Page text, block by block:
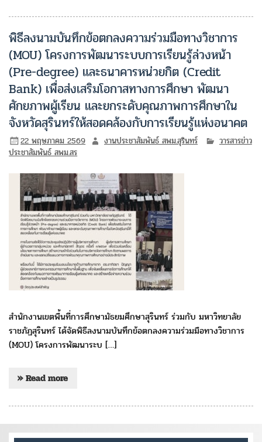
พิธีลงนามบันทึกข้อตกลงความร่วมมือทางวิชาการ
(MOU) โครงการพัฒนาระบบการเรียนรู้ล่วงหน้า
(Pre-degree) และธนาคารหน่วยกิต (Credit
Bank) เพื่อส่งเสริมโอกาสทางการศึกษา พัฒนา
ศักยภาพผู้เรียน และยกระดับคุณภาพการศึกษาใน
จังหวัดสุรินทร์ให้สอดคล้องกับการเรียนรู้แห่งอนาคต
22 พฤษภาคม 2569 งานประชาสัมพันธ์ สพม.สุรินทร์
วารสารข่าว
ประชาสัมพันธ์ สพม.สร
สำนักงานเขตพื้นที่การศึกษามัธยมศึกษาสุรินทร์ ร่วมกับ มหาวิทยาลัย
ราชภัฏสุรินทร์ ได้จัดพิธีลงนามบันทึกข้อตกลงความร่วมมือทางวิชาการ
(MOU) โครงการพัฒนาระบ […]
» Read more